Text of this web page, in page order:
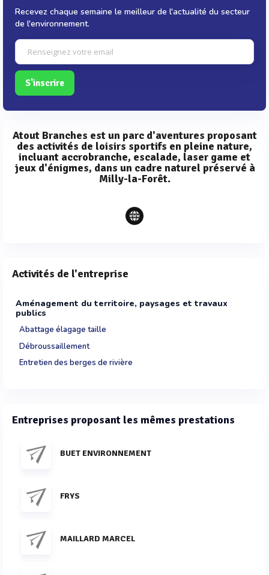
Recevez chaque semaine le meilleur de l'actualité du secteur
de l'environnement.
S'inscrire
Atout Branches est un parc d'aventures proposant
des activités de loisirs sportifs en pleine nature,
incluant accrobranche, escalade, laser game et
jeux d'énigmes, dans un cadre naturel préservé à
Milly-la-Forêt.
Activités de l'entreprise
Aménagement du territoire, paysages et travaux
publics
Abattage élagage taille
Débroussaillement
Entretien des berges de rivière
Entreprises proposant les mêmes prestations
BUET ENVIRONNEMENT
FRYS
MAILLARD MARCEL